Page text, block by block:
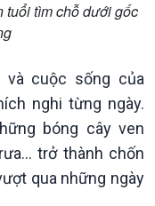
tuổi tìm chỗ dưới gốc
và cuộc sống của
nghi từng ngày.
bóng cây ven
trở thành chốn
qua những ngày